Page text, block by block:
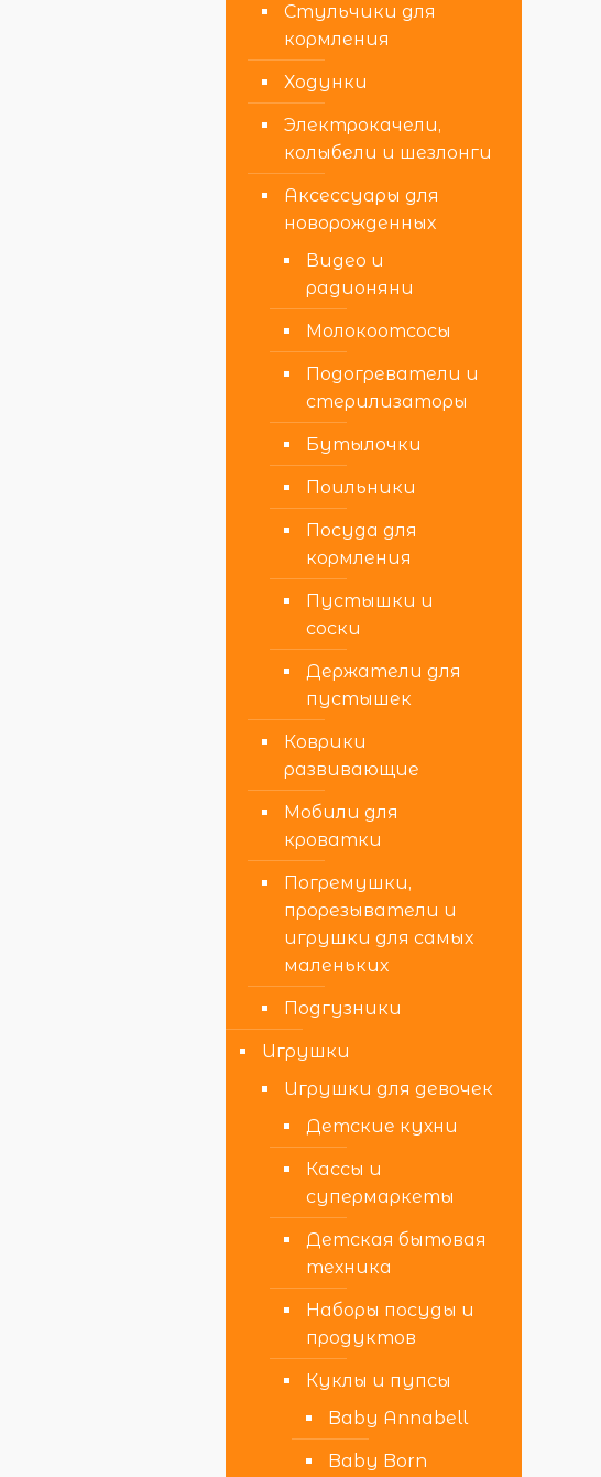
Стульчики для
кормления
Ходунки
Электрокачели,
колыбели и шезлонги
Аксессуары для
новорожденных
Видео и
радионяни
Молокоотсосы
Подогреватели и
стерилизаторы
Бутылочки
Поильники
Посуда для
кормления
Пустышки и
соски
Держатели для
пустышек
Коврики
развивающие
Мобили для
кроватки
Погремушки,
прорезыватели и
игрушки для самых
маленьких
Подгузники
Игрушки
Игрушки для девочек
Детские кухни
Кассы и
супермаркеты
Детская бытовая
техника
Наборы посуды и
продуктов
Куклы и пупсы
Baby Annabell
Baby Born